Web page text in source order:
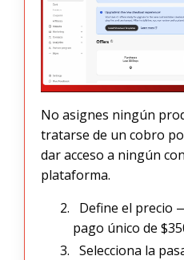
No asignes ningún
tratarse de un cobro
dar acceso a ningún
plataforma.
Define el precio
pago único de
Selecciona la